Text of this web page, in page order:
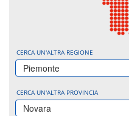
CERCA UN'ALTRA REGIONE
Piemonte
CERCA UN'ALTRA PROVINCIA
Novara